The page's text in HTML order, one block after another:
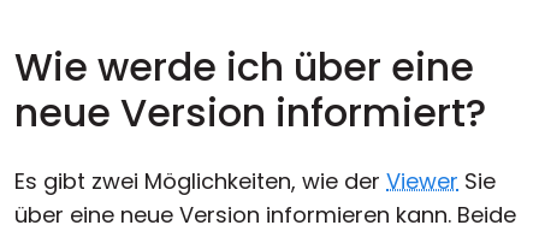
Wie werde ich über eine
neue Version informiert?
Es gibt zwei Möglichkeiten, wie der Viewer Sie
über eine neue Version informieren kann. Beide